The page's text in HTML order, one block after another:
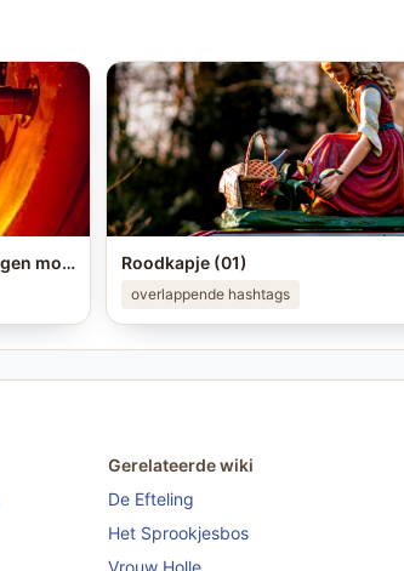
Een paar random Efteling foto's ❤️ Deel je eigen mooiste Efteling foto in je story op #instagram en tag me! #efteling #themeparks #happyplace #brabant #enjoy #pretpark Roodkapje (01)
overlappende hashtags
Gerelateerde wiki
De Efteling
Het Sprookjesbos